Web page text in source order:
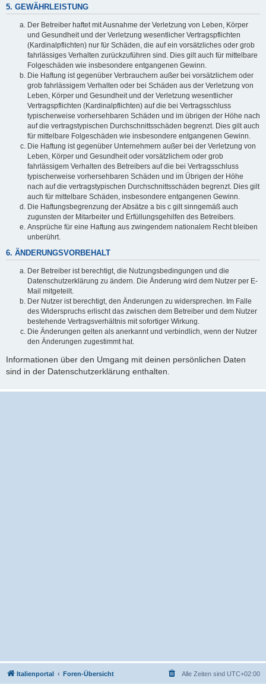
5. GEWÄHRLEISTUNG
Der Betreiber haftet mit Ausnahme der Verletzung von Leben, Körper
und Gesundheit und der Verletzung wesentlicher Vertragspflichten
(Kardinalpflichten) nur für Schäden, die auf ein vorsätzliches oder grob
fahrlässiges Verhalten zurückzuführen sind. Dies gilt auch für mittelbare
Folgeschäden wie insbesondere entgangenen Gewinn.
Die Haftung ist gegenüber Verbrauchern außer bei vorsätzlichem oder
grob fahrlässigem Verhalten oder bei Schäden aus der Verletzung von
Leben, Körper und Gesundheit und der Verletzung wesentlicher
Vertragspflichten (Kardinalpflichten) auf die bei Vertragsschluss
typischerweise vorhersehbaren Schäden und im übrigen der Höhe nach
auf die vertragstypischen Durchschnittsschäden begrenzt. Dies gilt auch
für mittelbare Folgeschäden wie insbesondere entgangenen Gewinn.
Die Haftung ist gegenüber Unternehmern außer bei der Verletzung von
Leben, Körper und Gesundheit oder vorsätzlichem oder grob
fahrlässigem Verhalten des Betreibers auf die bei Vertragsschluss
typischerweise vorhersehbaren Schäden und im Übrigen der Höhe
nach auf die vertragstypischen Durchschnittsschäden begrenzt. Dies gilt
auch für mittelbare Schäden, insbesondere entgangenen Gewinn.
Die Haftungsbegrenzung der Absätze a bis c gilt sinngemäß auch
zugunsten der Mitarbeiter und Erfüllungsgehilfen des Betreibers.
Ansprüche für eine Haftung aus zwingendem nationalem Recht bleiben
unberührt.
6. ÄNDERUNGSVORBEHALT
Der Betreiber ist berechtigt, die Nutzungsbedingungen und die
Datenschutzerklärung zu ändern. Die Änderung wird dem Nutzer per E-
Mail mitgeteilt.
Der Nutzer ist berechtigt, den Änderungen zu widersprechen. Im Falle
des Widerspruchs erlischt das zwischen dem Betreiber und dem Nutzer
bestehende Vertragsverhältnis mit sofortiger Wirkung.
Die Änderungen gelten als anerkannt und verbindlich, wenn der Nutzer
den Änderungen zugestimmt hat.
Informationen über den Umgang mit deinen persönlichen Daten
sind in der Datenschutzerklärung enthalten.
Italienportal Foren-Übersicht Alle Zeiten sind UTC+02:00